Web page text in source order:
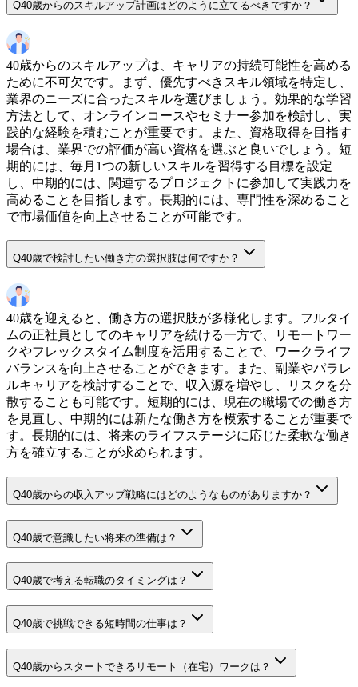
Q40歳からのスキルアップ計画はどのように立てるべきですか？
40歳からのスキルアップは、キャリアの持続可能性を高める
ために不可欠です。まず、優先すべきスキル領域を特定し、
業界のニーズに合ったスキルを選びましょう。効果的な学習
方法として、オンラインコースやセミナー参加を検討し、実
践的な経験を積むことが重要です。また、資格取得を目指す
場合は、業界での評価が高い資格を選ぶと良いでしょう。短
期的には、毎月1つの新しいスキルを習得する目標を設定
し、中期的には、関連するプロジェクトに参加して実践力を
高めることを目指します。長期的には、専門性を深めること
で市場価値を向上させることが可能です。
Q40歳で検討したい働き方の選択肢は何ですか？
40歳を迎えると、働き方の選択肢が多様化します。フルタイ
ムの正社員としてのキャリアを続ける一方で、リモートワー
クやフレックスタイム制度を活用することで、ワークライフ
バランスを向上させることができます。また、副業やパラレ
ルキャリアを検討することで、収入源を増やし、リスクを分
散することも可能です。短期的には、現在の職場での働き方
を見直し、中期的には新たな働き方を模索することが重要で
す。長期的には、将来のライフステージに応じた柔軟な働き
方を確立することが求められます。
Q40歳からの収入アップ戦略にはどのようなものがありますか？
Q40歳で意識したい将来の準備は？
Q40歳で考える転職のタイミングは？
Q40歳で挑戦できる短時間の仕事は？
Q40歳からスタートできるリモート（在宅）ワークは？